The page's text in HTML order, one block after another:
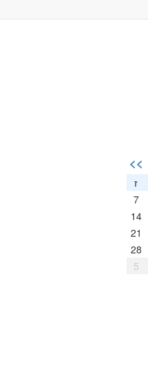
>>
ז
7
14
21
28
5